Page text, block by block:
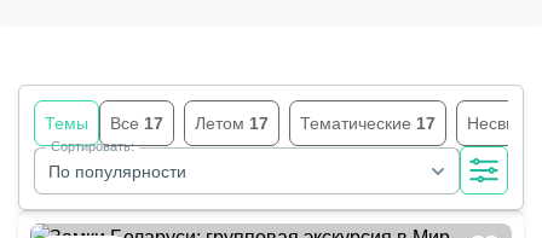
Темы Все 17 Летом 17 Тематические 17
По популярности
Сортировать: